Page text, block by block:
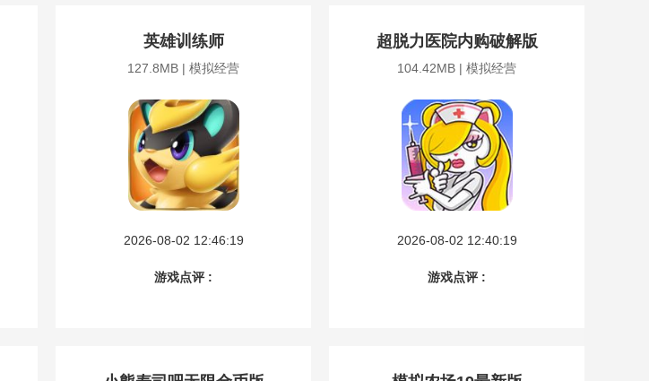
英雄训练师
127.8MB | 模拟经营
2026-08-02 12:46:19
游戏点评 :
超脱力医院内购破解版
104.42MB | 模拟经营
2026-08-02 12:40:19
游戏点评 :